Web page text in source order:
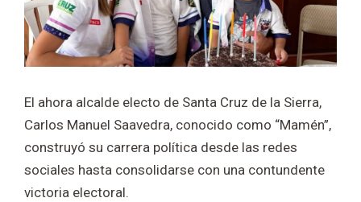
El ahora alcalde electo de Santa Cruz de la Sierra,
Carlos Manuel Saavedra, conocido como “Mamén”,
construyó su carrera política desde las redes
sociales hasta consolidarse con una contundente
victoria electoral.